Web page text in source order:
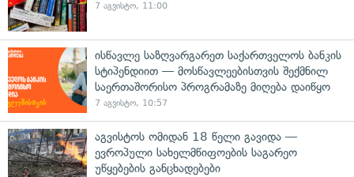
7 აგვისტო, 11:00
ისწავლე საზღვარგარეთ საქართველოს ბანკის
სტიპენდიით — მოსწავლეებისთვის შექმნილ
საერთაშორისო პროგრამაზე მიღება დაიწყო
7 აგვისტო, 10:57
აგვისტოს ომიდან 18 წელი გავიდა —
ევროპული სახელმწიფოების საგარეო
უწყებების განცხადებები